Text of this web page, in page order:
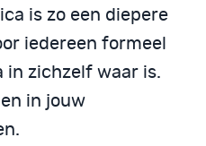
is zo een diepere
iedereen formeel
in zichzelf waar is.
in jouw